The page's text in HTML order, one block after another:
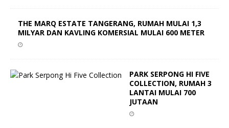
THE MARQ ESTATE TANGERANG, RUMAH MULAI 1,3
MILYAR DAN KAVLING KOMERSIAL MULAI 600 METER
PARK SERPONG HI FIVE
COLLECTION, RUMAH 3
LANTAI MULAI 700
JUTAAN